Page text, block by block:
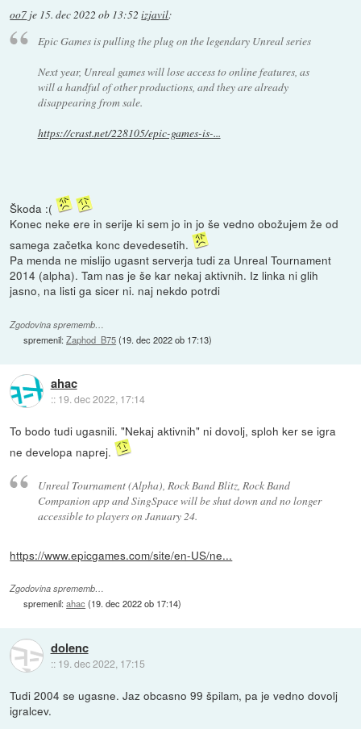
oo7 je 15. dec 2022 ob 13:52 izjavil:
Epic Games is pulling the plug on the legendary Unreal series
Next year, Unreal games will lose access to online features, as
will a handful of other productions, and they are already
disappearing from sale.
https://crast.net/228105/epic-games-is-...
Škoda :(
Konec neke ere in serije ki sem jo in jo še vedno obožujem že od
samega začetka konc devedesetih.
Pa menda ne mislijo ugasnt serverja tudi za Unreal Tournament
2014 (alpha). Tam nas je še kar nekaj aktivnih. Iz linka ni glih
jasno, na listi ga sicer ni. naj nekdo potrdi
Zgodovina sprememb…
spremenil:Zaphod_B75(19. dec 2022 ob 17:13)
ahac
:: 19. dec 2022, 17:14
To bodo tudi ugasnili. "Nekaj aktivnih" ni dovolj, sploh ker se igra
ne developa naprej.
Unreal Tournament (Alpha), Rock Band Blitz, Rock Band
Companion app and SingSpace will be shut down and no longer
accessible to players on January 24.
https://www.epicgames.com/site/en-US/ne...
Zgodovina sprememb…
spremenil:ahac (19. dec 2022 ob 17:14)
dolenc
:: 19. dec 2022, 17:15
Tudi 2004 se ugasne. Jaz obcasno 99 špilam, pa je vedno dovolj
igralcev.